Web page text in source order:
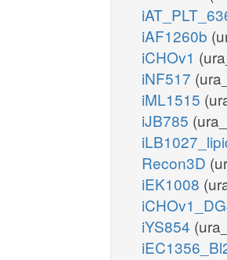
iAF1260b
iCHOv1
iNF517
iML1515
iJB785
Recon3D
iEK1008
iYS854